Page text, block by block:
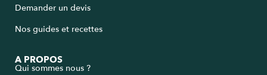
Demander un devis
Nos guides et recettes
A PROPOS
Qui sommes nous ?